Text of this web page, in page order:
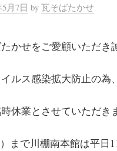
5月7日 by 瓦そばたかせ
かせをご愛顧いただき
ルス感染拡大防止の為
休業とさせていただき
まで川棚南本館は平日